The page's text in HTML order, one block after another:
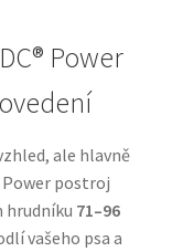
bez obilovin
Power
ale hlavně
Power postroj
hrudníku 71–96
vašeho psa a